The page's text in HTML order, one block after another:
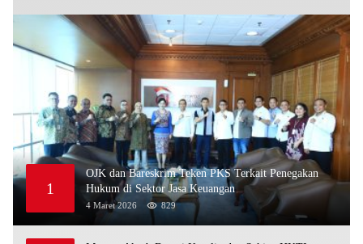
1
OJK dan Bareskrim Teken PKS Terkait Penegakan
Hukum di Sektor Jasa Keuangan
4 Maret 2026 829